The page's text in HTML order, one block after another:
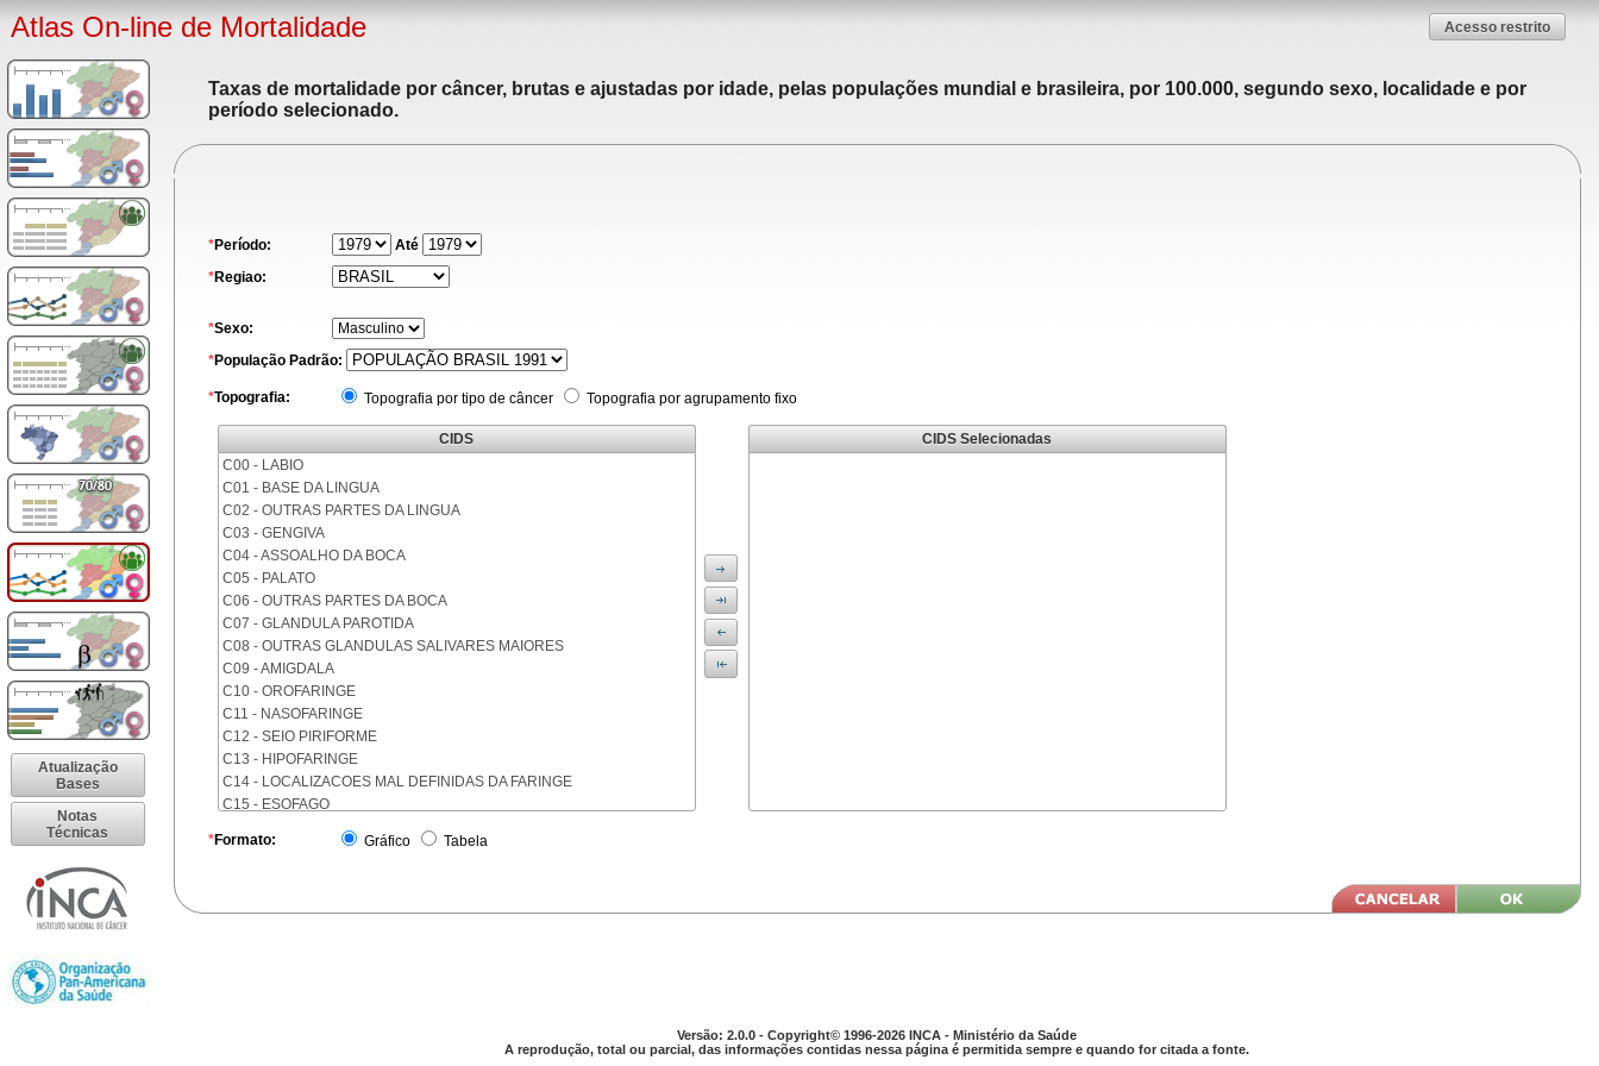
Atlas On-line de Mortalidade Acesso restrito
Atualização
Bases
Notas
Técnicas
Taxas de mortalidade por câncer, brutas e ajustadas por idade, pelas populações mundial e brasileira, por 100.000, segundo sexo, localidade e por
período selecionado.
*Período:
Até
*Regiao:
*Sexo:
*População Padrão:
*Topografia: Topografia por tipo de câncer Topografia por agrupamento fixo
CIDS
C00 - LABIO
C01 - BASE DA LINGUA
C02 - OUTRAS PARTES DA LINGUA
C03 - GENGIVA
C04 - ASSOALHO DA BOCA
C05 - PALATO
C06 - OUTRAS PARTES DA BOCA
C07 - GLANDULA PAROTIDA
C08 - OUTRAS GLANDULAS SALIVARES MAIORES
C09 - AMIGDALA
C10 - OROFARINGE
C11 - NASOFARINGE
C12 - SEIO PIRIFORME
C13 - HIPOFARINGE
C14 - LOCALIZACOES MAL DEFINIDAS DA FARINGE
C15 - ESOFAGO
C17 - INTESTINO DELGADO
C20 - RETO
C26 - LOCALIZACOES MAL DEFINIDAS NO APARELHO DIGESTIVO
CIDS Selecionadas
*Formato: Gráfico Tabela
Versão: 2.0.0 - Copyright© 1996-2026 INCA - Ministério da Saúde
A reprodução, total ou parcial, das informações contidas nessa página é permitida sempre e quando for citada a fonte.